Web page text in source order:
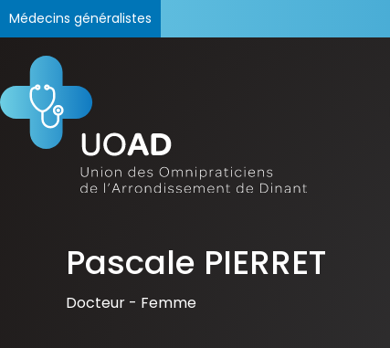
Médecins généralistes
Pascale PIERRET
Docteur - Femme